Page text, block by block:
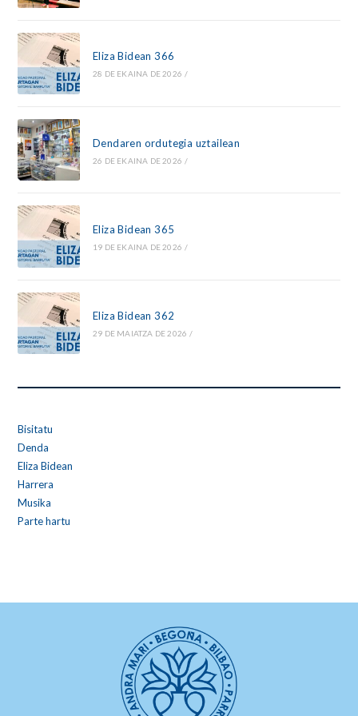
Eliza Bidean 366
28 DE EKAINA DE 2026 /
Dendaren ordutegia uztailean
26 DE EKAINA DE 2026 /
Eliza Bidean 365
19 DE EKAINA DE 2026 /
Eliza Bidean 362
29 DE MAIATZA DE 2026 /
Bisitatu
Denda
Eliza Bidean
Harrera
Musika
Parte hartu